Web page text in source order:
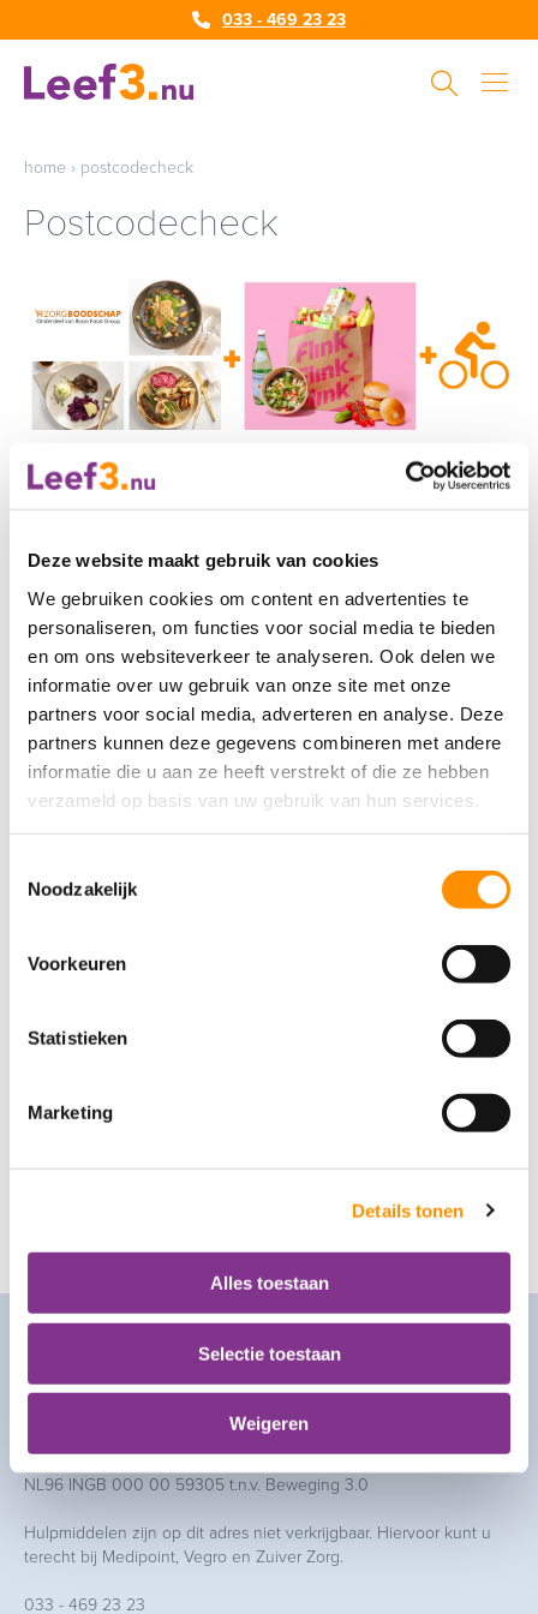
Deze website maakt gebruik van cookies
We gebruiken cookies om content en advertenties te
personaliseren, om functies voor social media te bieden
en om ons websiteverkeer te analyseren. Ook delen we
informatie over uw gebruik van onze site met onze
partners voor social media, adverteren en analyse. Deze
partners kunnen deze gegevens combineren met andere
informatie die u aan ze heeft verstrekt of die ze hebben
verzameld op basis van uw gebruik van hun services.
Noodzakelijk
Voorkeuren
Statistieken
Marketing
Details tonen
Alles toestaan
Selectie toestaan
Weigeren
033 - 469 23 23
home › postcodecheck
Postcodecheck
U heeft met succes uw gegevens doorgegeven. Binnen 5
werkdagen ontvangt u bericht van ons.
Leef3.nu
Mail Print Tweet
Ga direct naar
Lidmaatschap
Leef3.nu magazine
mail ons info@leef3.nu
Leef3.nu
Bankrekeningnummer:
NL96 INGB 000 00 59305 t.n.v. Beweging 3.0
Hulpmiddelen zijn op dit adres niet verkrijgbaar. Hiervoor kunt u
terecht bij Medipoint, Vegro en Zuiver Zorg.
033 - 469 23 23